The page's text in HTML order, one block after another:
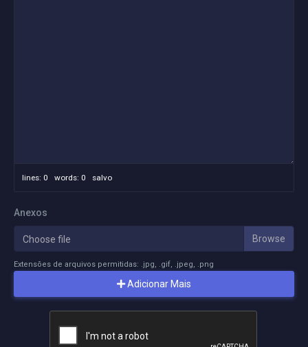
lines: 0 words: 0 salvo
Anexos
Choose file
Extensões de arquivos permitidas: .jpg, .gif, .jpeg, .png
Adicionar Mais